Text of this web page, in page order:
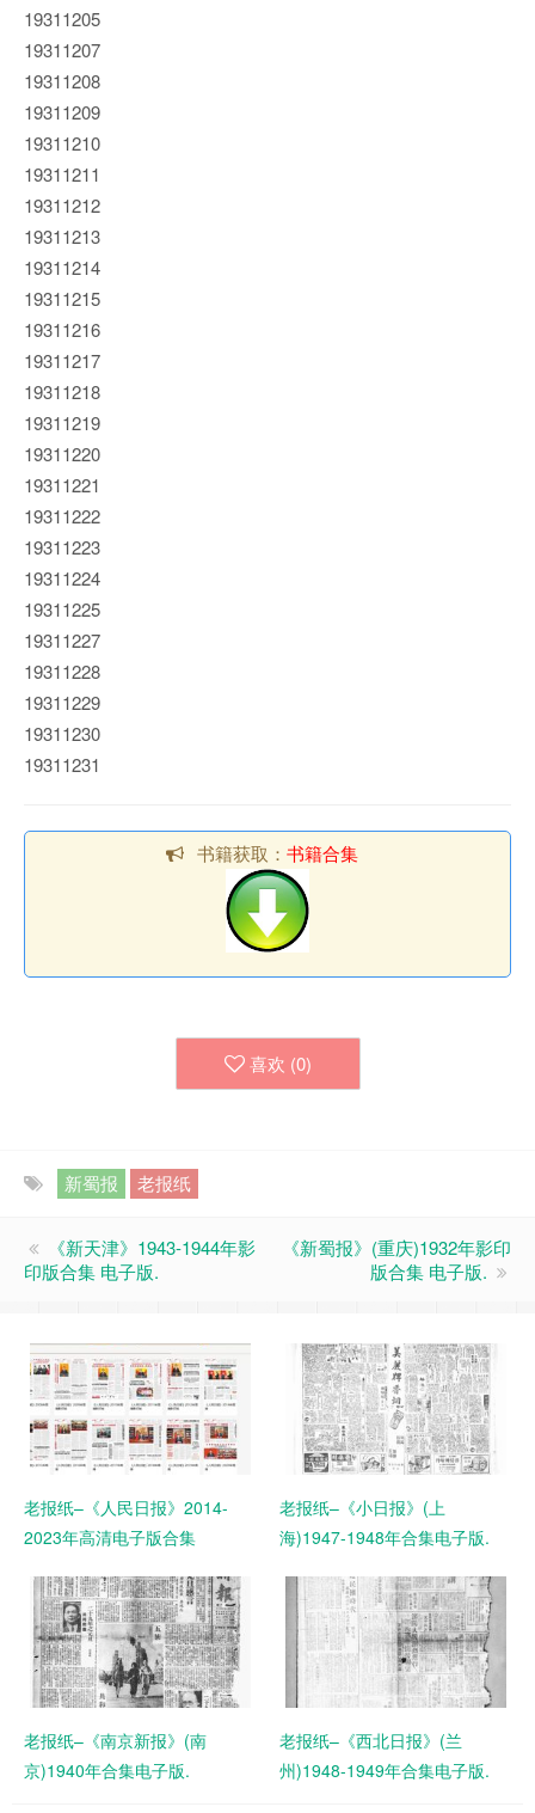
19311205
19311207
19311208
19311209
19311210
19311211
19311212
19311213
19311214
19311215
19311216
19311217
19311218
19311219
19311220
19311221
19311222
19311223
19311224
19311225
19311227
19311228
19311229
19311230
19311231
书籍获取： 书籍合集
喜欢 (0)
新蜀报 老报纸
《新天津》1943-1944年影
印版合集 电子版.
《新蜀报》(重庆)1932年影印
版合集 电子版.
老报纸–《人民日报》2014-
2023年高清电子版合集
老报纸–《小日报》(上
海)1947-1948年合集电子版.
老报纸–《南京新报》(南
京)1940年合集电子版.
老报纸–《西北日报》(兰
州)1948-1949年合集电子版.